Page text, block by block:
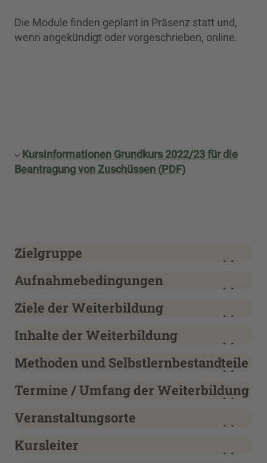
Die Module finden geplant in Präsenz statt und,
wenn angekündigt oder vorgeschrieben, online.
Kursinformationen Grundkurs 2022/23 für die
Beantragung von Zuschüssen (PDF)
Zielgruppe
Aufnahmebedingungen
Ziele der Weiterbildung
Inhalte der Weiterbildung
Methoden und Selbstlernbestandteile
Termine / Umfang der Weiterbildung
Veranstaltungsorte
Kursleiter